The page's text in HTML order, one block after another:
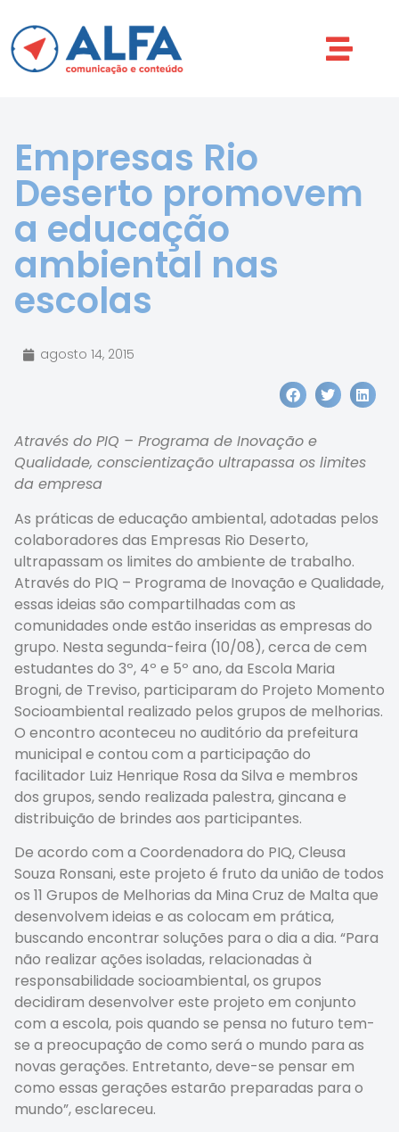
Empresas Rio
Deserto promovem
a educação
ambiental nas
escolas
agosto 14, 2015
Através do PIQ – Programa de Inovação e
Qualidade, conscientização ultrapassa os limites
da empresa
As práticas de educação ambiental, adotadas pelos
colaboradores das Empresas Rio Deserto,
ultrapassam os limites do ambiente de trabalho.
Através do PIQ – Programa de Inovação e Qualidade,
essas ideias são compartilhadas com as
comunidades onde estão inseridas as empresas do
grupo. Nesta segunda-feira (10/08), cerca de cem
estudantes do 3º, 4º e 5º ano, da Escola Maria
Brogni, de Treviso, participaram do Projeto Momento
Socioambiental realizado pelos grupos de melhorias.
O encontro aconteceu no auditório da prefeitura
municipal e contou com a participação do
facilitador Luiz Henrique Rosa da Silva e membros
dos grupos, sendo realizada palestra, gincana e
distribuição de brindes aos participantes.
De acordo com a Coordenadora do PIQ, Cleusa
Souza Ronsani, este projeto é fruto da união de todos
os 11 Grupos de Melhorias da Mina Cruz de Malta que
desenvolvem ideias e as colocam em prática,
buscando encontrar soluções para o dia a dia. “Para
não realizar ações isoladas, relacionadas à
responsabilidade socioambiental, os grupos
decidiram desenvolver este projeto em conjunto
com a escola, pois quando se pensa no futuro tem-
se a preocupação de como será o mundo para as
novas gerações. Entretanto, deve-se pensar em
como essas gerações estarão preparadas para o
mundo”, esclareceu.